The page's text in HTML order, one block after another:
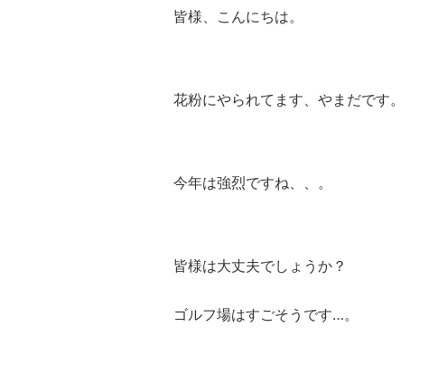
皆様、こんにちは。
花粉にやられてます、やまだです。
今年は強烈ですね、、。
皆様は大丈夫でしょうか？
ゴルフ場はすごそうです…。